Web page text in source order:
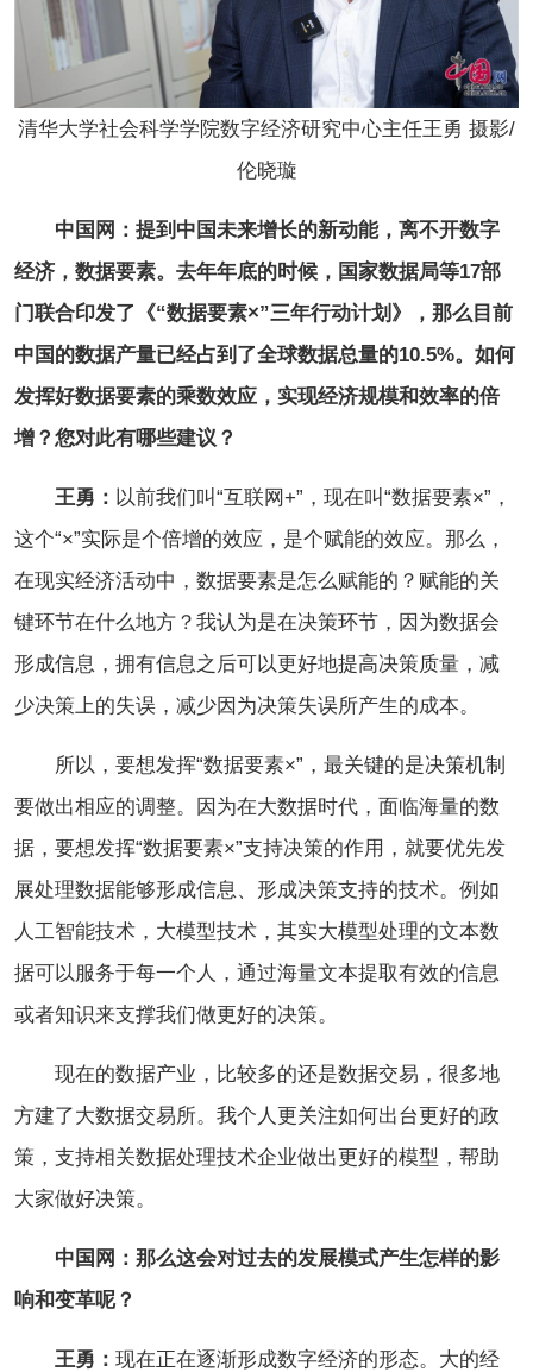
清华大学社会科学学院数字经济研究中心主任王勇 摄影/
伦晓璇
中国网：提到中国未来增长的新动能，离不开数字
经济，数据要素。去年年底的时候，国家数据局等17部
门联合印发了《“数据要素×”三年行动计划》，那么目前
中国的数据产量已经占到了全球数据总量的10.5%。如何
发挥好数据要素的乘数效应，实现经济规模和效率的倍
增？您对此有哪些建议？
王勇： 以前我们叫“互联网+”，现在叫“数据要素×”，
这个“×”实际是个倍增的效应，是个赋能的效应。那么，
在现实经济活动中，数据要素是怎么赋能的？赋能的关
键环节在什么地方？我认为是在决策环节，因为数据会
形成信息，拥有信息之后可以更好地提高决策质量，减
少决策上的失误，减少因为决策失误所产生的成本。
所以，要想发挥“数据要素×”，最关键的是决策机制
要做出相应的调整。因为在大数据时代，面临海量的数
据，要想发挥“数据要素×”支持决策的作用，就要优先发
展处理数据能够形成信息、形成决策支持的技术。例如
人工智能技术，大模型技术，其实大模型处理的文本数
据可以服务于每一个人，通过海量文本提取有效的信息
或者知识来支撑我们做更好的决策。
现在的数据产业，比较多的还是数据交易，很多地
方建了大数据交易所。我个人更关注如何出台更好的政
策，支持相关数据处理技术企业做出更好的模型，帮助
大家做好决策。
中国网：那么这会对过去的发展模式产生怎样的影
响和变革呢？
王勇： 现在正在逐渐形成数字经济的形态。大的经